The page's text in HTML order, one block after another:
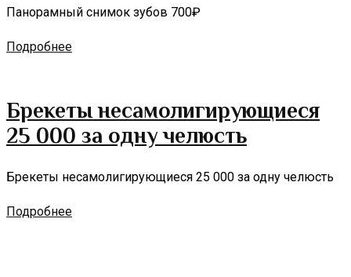
Панорамный снимок зубов 700₽
Подробнее
Брекеты несамолигирующиеся
25 000 за одну челюсть
Брекеты несамолигирующиеся 25 000 за одну челюсть
Подробнее